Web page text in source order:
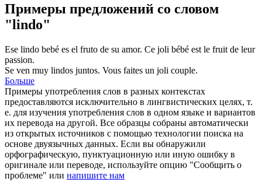
Примеры предложений со словом
"lindo"
Ese lindo bebé es el fruto de su amor. Ce joli bébé est le fruit de leur
passion.
Se ven muy lindos juntos. Vous faites un joli couple.
Больше
Примеры употребления слов в разных контекстах
предоставляются исключительно в лингвистических целях, т.
е. для изучения употребления слов в одном языке и вариантов
их перевода на другой. Все образцы собраны автоматически
из открытых источников с помощью технологии поиска на
основе двуязычных данных. Если вы обнаружили
орфографическую, пунктуационную или иную ошибку в
оригинале или переводе, используйте опцию "Сообщить о
проблеме" или напишите нам